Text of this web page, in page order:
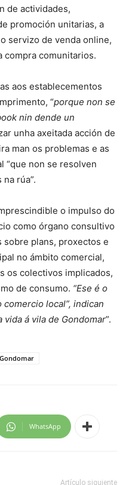
de actividades,
promoción unitarias, a
servizo de venda online,
compra comunitarios.
aos establecementos
“porque non se
nin dende un
unha axeitada acción de
man os problemas e as
“que non se resolven
rúa”.
o impulso do
como órgano consultivo
plans, proxectos e
no ámbito comercial,
os colectivos implicados,
de consumo. “Ese é o
local”, indican
vida á vila de Gondomar”.
Gondomar
WhatsApp
Artículo siguiente